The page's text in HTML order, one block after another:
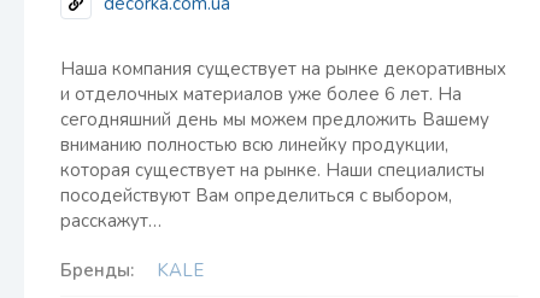
Наша компания существует на рынке декоративных
и отделочных материалов уже более 6 лет. На
сегодняшний день мы можем предложить Вашему
вниманию полностью всю линейку продукции,
которая существует на рынке. Наши специалисты
посодействуют Вам определиться с выбором,
расскажут…
Бренды: KALE